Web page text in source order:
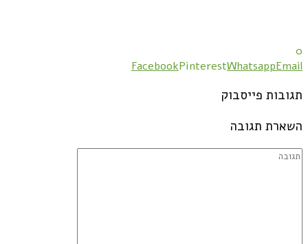
0
FacebookPinterestWhatsappEmail
תגובות פייסבוק
השארת תגובה